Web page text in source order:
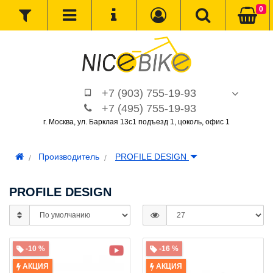
+7 (903) 755-19-93
+7 (495) 755-19-93
г. Москва, ул. Барклая 13с1 подъезд 1, цоколь, офис 1
0
Производитель PROFILE DESIGN
PROFILE DESIGN
-10 %
АКЦИЯ
-16 %
АКЦИЯ